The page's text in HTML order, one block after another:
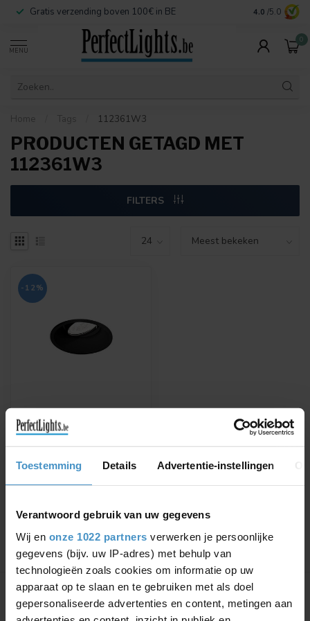
Toestemming Details Advertentie-instellingen
Verantwoord gebruik van uw gegevens
Wij en onze 1022 partners verwerken je persoonlijke
gegevens (bijv. uw IP-adres) met behulp van
technologieën zoals cookies om informatie op uw
apparaat op te slaan en te gebruiken met als doel
gepersonaliseerde advertenties en content, metingen aan
Gratis verzending boven 100€ in BE Veilige
4.0 /5.0
MENU
0
Home Tags 112361W3
PRODUCTEN GETAGD MET
112361W3
FILTERS
-12%
INBOUWSPOT DEEP
ADJUST 1.0 LED
goud, zilvergrijs of brons
€110,31
Toon1-1van 1